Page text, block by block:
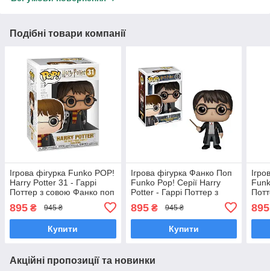
Подібні товари компанії
Ігрова фігурка Funko POP!
Harry Potter 31 - Гаррі
Поттер з совою Фанко поп
895 ₴ 945 ₴
Купити
Ігрова фігурка Фанко Поп
Funko Pop! Серії Harry
Potter - Гаррі Поттер з
895₴ 945 ₴
Купити
895
Акційні пропозиції та новинки